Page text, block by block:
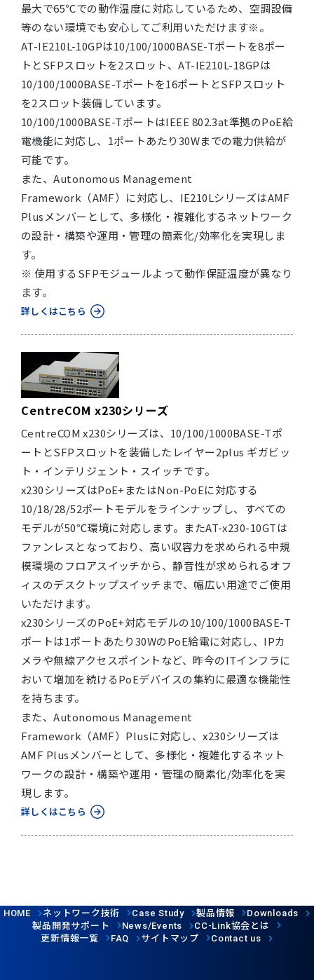
最大で65℃での動作温度に対応しているため、空調設備
等のない環境でも安心してご利用いただけます※。
AT-IE210L-10GPは10/100/1000BASE-Tポートを8ポー
トとSFPスロットを2スロット、AT-IE210L-18GPは
10/100/1000BASE-Tポートを16ポートとSFPスロット
を2スロット装備しています。
10/100/1000BASE-TポートはIEEE 802.3at準拠のPoE給
電機能に対応し、1ポートあたり30Wまでの電力供給が
可能です。
また、Autonomous Management
Framework（AMF）に対応し、IE210LシリーズはAMF
Plusメンバーとして、多様化・複雑化するネットワーク
の設計・構築や運用・管理の簡素化/効率化を実現しま
す。
※ 使用するSFPモジュールよって動作保証温度が異なり
ます。
詳しくはこちら
CentreCOM x230シリーズ
CentreCOM x230シリーズは、10/100/1000BASE-Tポ
ートとSFPスロットを装備したレイヤー2plus ギガビッ
ト・インテリジェント・スイッチです。
x230シリーズはPoE+またはNon-PoEに対応する
10/18/28/52ポートモデルをラインナップし、すべての
モデルが50℃環境に対応します。またAT-x230-10GTは
ファンレスとなっており、高い収容力を求められる中規
模環境のフロアスイッチから、静音性が求められるオフ
ィスのデスクトップスイッチまで、幅広い用途でご使用
いただけます。
x230シリーズのPoE+対応モデルの10/100/1000BASE-T
ポートは1ポートあたり30WのPoE給電に対応し、IPカ
メラや無線アクセスポイントなど、昨今のITインフラに
おいて増加を続けるPoEデバイスの集約に最適な機能性
を持ちます。
また、Autonomous Management
Framework（AMF）Plusに対応し、x230シリーズは
AMF Plusメンバーとして、多様化・複雑化するネット
ワークの設計・構築や運用・管理の簡素化/効率化を実
現します。
詳しくはこちら
HOME ネットワーク技術 Case Study 製品情報 Downloads
製品開発サポート News/Events CC-Link協会とは
更新情報一覧
FAQ サイトマップ Contact us